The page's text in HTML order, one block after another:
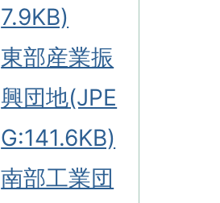
7.9KB)
東部産業振
興団地(JPE
G:141.6KB)
南部工業団